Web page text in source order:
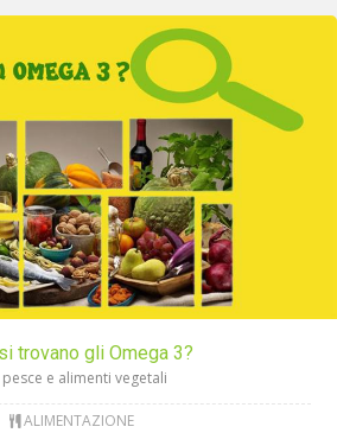
trovano gli Omega 3?
pesce e alimenti vegetali
ALIMENTAZIONE